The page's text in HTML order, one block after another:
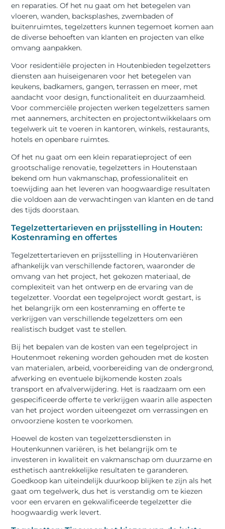
en reparaties. Of het nu gaat om het betegelen van
vloeren, wanden, backsplashes, zwembaden of
buitenruimtes, tegelzetters kunnen tegemoet komen aan
de diverse behoeften van klanten en projecten van elke
omvang aanpakken.
Voor residentiële projecten in Houtenbieden tegelzetters
diensten aan huiseigenaren voor het betegelen van
keukens, badkamers, gangen, terrassen en meer, met
aandacht voor design, functionaliteit en duurzaamheid.
Voor commerciële projecten werken tegelzetters samen
met aannemers, architecten en projectontwikkelaars om
tegelwerk uit te voeren in kantoren, winkels, restaurants,
hotels en openbare ruimtes.
Of het nu gaat om een klein reparatieproject of een
grootschalige renovatie, tegelzetters in Houtenstaan
bekend om hun vakmanschap, professionaliteit en
toewijding aan het leveren van hoogwaardige resultaten
die voldoen aan de verwachtingen van klanten en de tand
des tijds doorstaan.
Tegelzettertarieven en prijsstelling in Houten:
Kostenraming en offertes
Tegelzettertarieven en prijsstelling in Houtenvariëren
afhankelijk van verschillende factoren, waaronder de
omvang van het project, het gekozen materiaal, de
complexiteit van het ontwerp en de ervaring van de
tegelzetter. Voordat een tegelproject wordt gestart, is
het belangrijk om een ​​kostenraming en offerte te
verkrijgen van verschillende tegelzetters om een ​​
realistisch budget vast te stellen.
Bij het bepalen van de kosten van een tegelproject in
Houtenmoet rekening worden gehouden met de kosten
van materialen, arbeid, voorbereiding van de ondergrond,
afwerking en eventuele bijkomende kosten zoals
transport en afvalverwijdering. Het is raadzaam om een ​​
gespecificeerde offerte te verkrijgen waarin alle aspecten
van het project worden uiteengezet om verrassingen en
onvoorziene kosten te voorkomen.
Hoewel de kosten van tegelzettersdiensten in
Houtenkunnen variëren, is het belangrijk om te
investeren in kwaliteit en vakmanschap om duurzame en
esthetisch aantrekkelijke resultaten te garanderen.
Goedkoop kan uiteindelijk duurkoop blijken te zijn als het
gaat om tegelwerk, dus het is verstandig om te kiezen
voor een ervaren en gekwalificeerde tegelzetter die
hoogwaardig werk levert.